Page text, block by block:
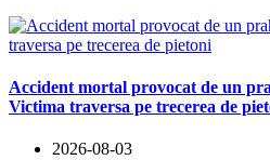
Accident mortal provocat de un
Victima traversa pe trecerea de
2026-08-03